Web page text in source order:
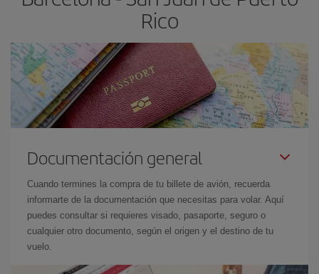
Rico
Documentación general
Cuando termines la compra de tu billete de avión, recuerda
informarte de la documentación que necesitas para volar. Aquí
puedes consultar si requieres visado, pasaporte, seguro o
cualquier otro documento, según el origen y el destino de tu
vuelo.